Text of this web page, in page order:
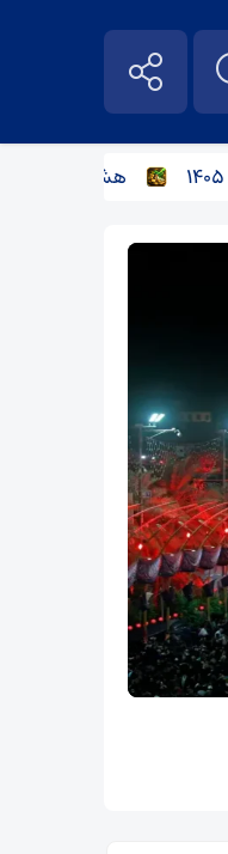
هشدار نسبت به وفوع